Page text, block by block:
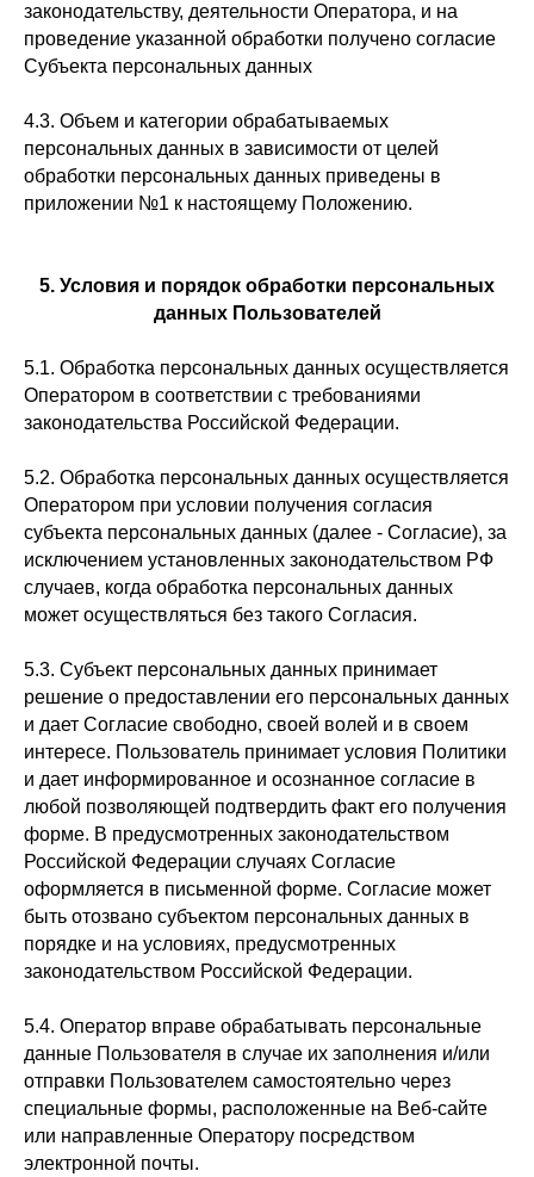
законодательству, деятельности Оператора, и на
проведение указанной обработки получено согласие
Субъекта персональных данных
4.3. Объем и категории обрабатываемых
персональных данных в зависимости от целей
обработки персональных данных приведены в
приложении №1 к настоящему Положению.
5. Условия и порядок обработки персональных
данных Пользователей
5.1. Обработка персональных данных осуществляется
Оператором в соответствии с требованиями
законодательства Российской Федерации.
5.2. Обработка персональных данных осуществляется
Оператором при условии получения согласия
субъекта персональных данных (далее - Согласие), за
исключением установленных законодательством РФ
случаев, когда обработка персональных данных
может осуществляться без такого Согласия.
5.3. Субъект персональных данных принимает
решение о предоставлении его персональных данных
и дает Согласие свободно, своей волей и в своем
интересе. Пользователь принимает условия Политики
и дает информированное и осознанное согласие в
любой позволяющей подтвердить факт его получения
форме. В предусмотренных законодательством
Российской Федерации случаях Согласие
оформляется в письменной форме. Согласие может
быть отозвано субъектом персональных данных в
порядке и на условиях, предусмотренных
законодательством Российской Федерации.
5.4. Оператор вправе обрабатывать персональные
данные Пользователя в случае их заполнения и/или
отправки Пользователем самостоятельно через
специальные формы, расположенные на Веб-сайте
или направленные Оператору посредством
электронной почты.